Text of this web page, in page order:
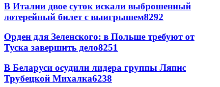
В Италии двое суток искали выброшенный
лотерейный билет с выигрышем8292
Орден для Зеленского: в Польше требуют от
Туска завершить дело8251
В Беларуси осудили лидера группы Ляпис
Трубецкой Михалка6238